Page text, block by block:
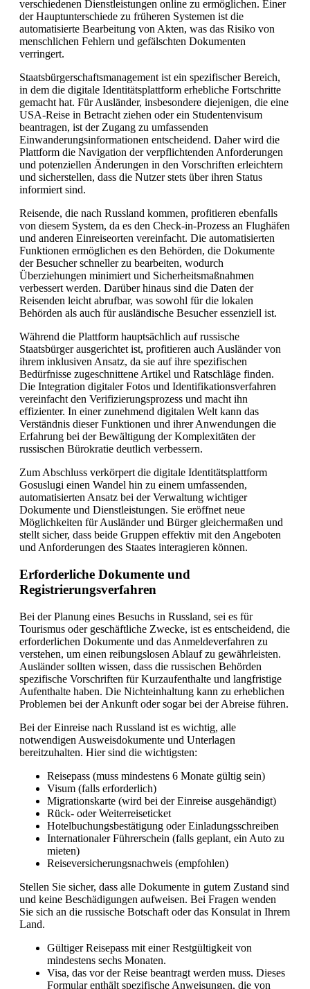
verschiedenen Dienstleistungen online zu ermöglichen. Einer
der Hauptunterschiede zu früheren Systemen ist die
automatisierte Bearbeitung von Akten, was das Risiko von
menschlichen Fehlern und gefälschten Dokumenten
verringert.
Staatsbürgerschaftsmanagement ist ein spezifischer Bereich,
in dem die digitale Identitätsplattform erhebliche Fortschritte
gemacht hat. Für Ausländer, insbesondere diejenigen, die eine
USA-Reise in Betracht ziehen oder ein Studentenvisum
beantragen, ist der Zugang zu umfassenden
Einwanderungsinformationen entscheidend. Daher wird die
Plattform die Navigation der verpflichtenden Anforderungen
und potenziellen Änderungen in den Vorschriften erleichtern
und sicherstellen, dass die Nutzer stets über ihren Status
informiert sind.
Reisende, die nach Russland kommen, profitieren ebenfalls
von diesem System, da es den Check-in-Prozess an Flughäfen
und anderen Einreiseorten vereinfacht. Die automatisierten
Funktionen ermöglichen es den Behörden, die Dokumente
der Besucher schneller zu bearbeiten, wodurch
Überziehungen minimiert und Sicherheitsmaßnahmen
verbessert werden. Darüber hinaus sind die Daten der
Reisenden leicht abrufbar, was sowohl für die lokalen
Behörden als auch für ausländische Besucher essenziell ist.
Während die Plattform hauptsächlich auf russische
Staatsbürger ausgerichtet ist, profitieren auch Ausländer von
ihrem inklusiven Ansatz, da sie auf ihre spezifischen
Bedürfnisse zugeschnittene Artikel und Ratschläge finden.
Die Integration digitaler Fotos und Identifikationsverfahren
vereinfacht den Verifizierungsprozess und macht ihn
effizienter. In einer zunehmend digitalen Welt kann das
Verständnis dieser Funktionen und ihrer Anwendungen die
Erfahrung bei der Bewältigung der Komplexitäten der
russischen Bürokratie deutlich verbessern.
Zum Abschluss verkörpert die digitale Identitätsplattform
Gosuslugi einen Wandel hin zu einem umfassenden,
automatisierten Ansatz bei der Verwaltung wichtiger
Dokumente und Dienstleistungen. Sie eröffnet neue
Möglichkeiten für Ausländer und Bürger gleichermaßen und
stellt sicher, dass beide Gruppen effektiv mit den Angeboten
und Anforderungen des Staates interagieren können.
Erforderliche Dokumente und
Registrierungsverfahren
Bei der Planung eines Besuchs in Russland, sei es für
Tourismus oder geschäftliche Zwecke, ist es entscheidend, die
erforderlichen Dokumente und das Anmeldeverfahren zu
verstehen, um einen reibungslosen Ablauf zu gewährleisten.
Ausländer sollten wissen, dass die russischen Behörden
spezifische Vorschriften für Kurzaufenthalte und langfristige
Aufenthalte haben. Die Nichteinhaltung kann zu erheblichen
Problemen bei der Ankunft oder sogar bei der Abreise führen.
Bei der Einreise nach Russland ist es wichtig, alle
notwendigen Ausweisdokumente und Unterlagen
bereitzuhalten. Hier sind die wichtigsten:
Reisepass (muss mindestens 6 Monate gültig sein)
Visum (falls erforderlich)
Migrationskarte (wird bei der Einreise ausgehändigt)
Rück- oder Weiterreiseticket
Hotelbuchungsbestätigung oder Einladungsschreiben
Internationaler Führerschein (falls geplant, ein Auto zu
mieten)
Reiseversicherungsnachweis (empfohlen)
Stellen Sie sicher, dass alle Dokumente in gutem Zustand sind
und keine Beschädigungen aufweisen. Bei Fragen wenden
Sie sich an die russische Botschaft oder das Konsulat in Ihrem
Land.
Gültiger Reisepass mit einer Restgültigkeit von
mindestens sechs Monaten.
Visa, das vor der Reise beantragt werden muss. Dieses
Formular enthält spezifische Anweisungen, die von